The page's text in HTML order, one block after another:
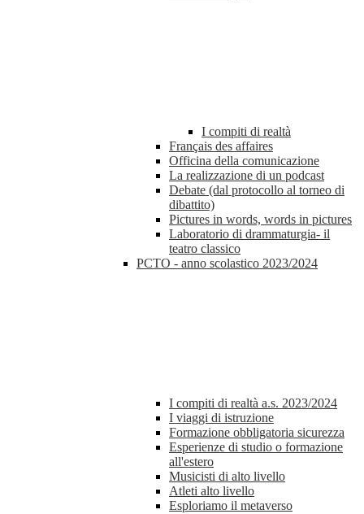
I compiti di realtà
Français des affaires
Officina della comunicazione
La realizzazione di un podcast
Debate (dal protocollo al torneo di
dibattito)
Pictures in words, words in pictures
Laboratorio di drammaturgia- il
teatro classico
PCTO - anno scolastico 2023/2024
I compiti di realtà a.s. 2023/2024
I viaggi di istruzione
Formazione obbligatoria sicurezza
Esperienze di studio o formazione
all'estero
Musicisti di alto livello
Atleti alto livello
Esploriamo il metaverso